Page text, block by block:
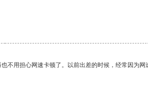
用担心网速卡顿了。以前出差的时候，经常因为